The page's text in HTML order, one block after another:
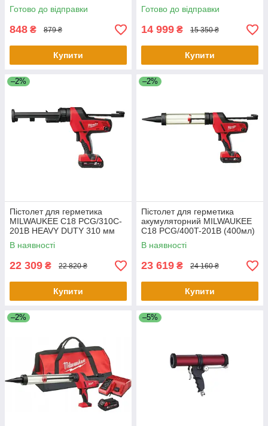
Готово до відправки
848 ₴ 879 ₴
Купити
Готово до відправки
14 999 ₴ 15 350 ₴
Купити
–2%
Пістолет для герметика
MILWAUKEE C18 PCG/310C-
201B HEAVY DUTY 310 мм
4933441310
В наявності
22 309 ₴ 22 820 ₴
Купити
–2%
Пістолет для герметика
акумуляторний MILWAUKEE
C18 PCG/400T-201B (400мл)
(ЗУ+1акк.Х2Ач+сумка)
В наявності
23 619 ₴ 24 160 ₴
Купити
–2% –5%